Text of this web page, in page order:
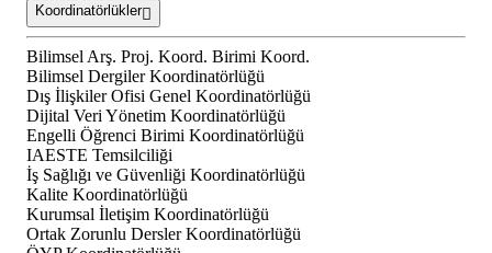
Koordinatörlükler
Bilimsel Arş. Proj. Koord. Birimi Koord.
Bilimsel Dergiler Koordinatörlüğü
Dış İlişkiler Ofisi Genel Koordinatörlüğü
Dijital Veri Yönetim Koordinatörlüğü
Engelli Öğrenci Birimi Koordinatörlüğü
IAESTE Temsilciliği
İş Sağlığı ve Güvenliği Koordinatörlüğü
Kalite Koordinatörlüğü
Kurumsal İletişim Koordinatörlüğü
Ortak Zorunlu Dersler Koordinatörlüğü